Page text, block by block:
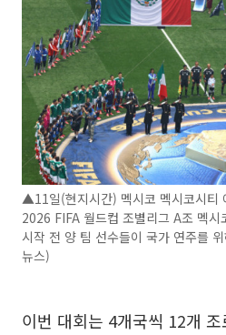
▲11일(현지시간) 멕시코 멕시코시티
2026 FIFA 월드컵 조별리그 A조 멕시
시작 전 양 팀 선수들이 국가 연주를
뉴스)
이번 대회는 4개국씩 12개